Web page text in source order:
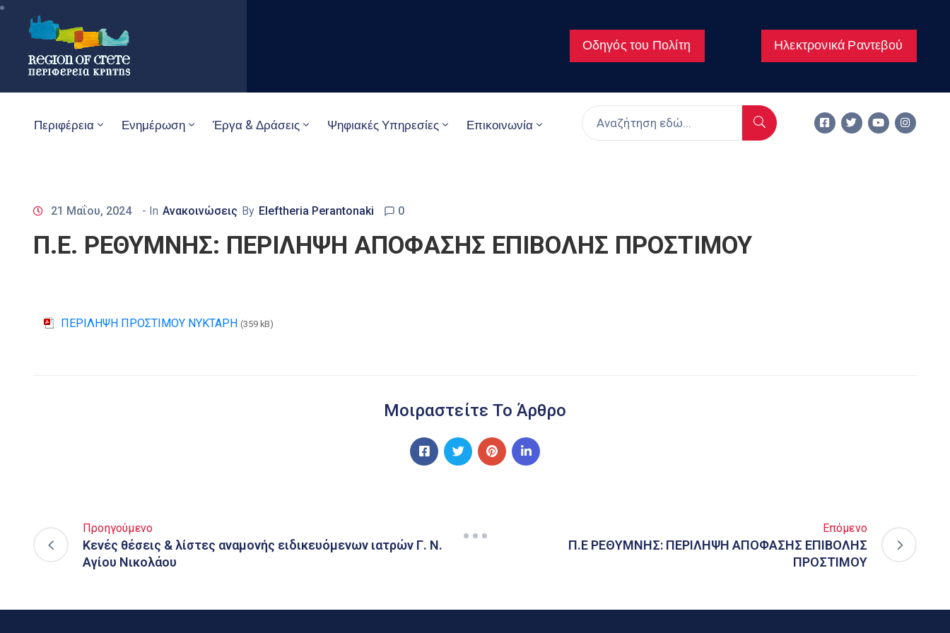
Οδηγός του Πολίτη Ηλεκτρονικά Ραντεβού
Περιφέρεια Ενημέρωση Έργα & Δράσεις Ψηφιακές Υπηρεσίες Επικοινωνία
21 Μαΐου, 2024 - In Ανακοινώσεις By Eleftheria Perantonaki 0
Π.Ε. ΡΕΘΥΜΝΗΣ: ΠΕΡΙΛΗΨΗ ΑΠΟΦΑΣΗΣ ΕΠΙΒΟΛΗΣ ΠΡΟΣΤΙΜΟΥ
ΠΕΡΙΛΗΨΗ ΠΡΟΣΤΙΜΟΥ ΝΥΚΤΑΡΗ (359 kB)
Μοιραστείτε Το Άρθρο
Προηγούμενο
Κενές θέσεις & λίστες αναμονής ειδικευόμενων ιατρών Γ. Ν.
Αγίου Νικολάου
Επόμενο
Π.Ε ΡΕΘΥΜΝΗΣ: ΠΕΡΙΛΗΨΗ ΑΠΟΦΑΣΗΣ ΕΠΙΒΟΛΗΣ
ΠΡΟΣΤΙΜΟΥ